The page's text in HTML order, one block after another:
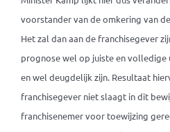
voorstander van de omkering van
Het zal dan aan de franchisegever
prognose wel op juiste en volledige
en wel deugdelijk zijn. Resultaat
franchisegever niet slaagt in dit
franchisenemer voor toewijzing